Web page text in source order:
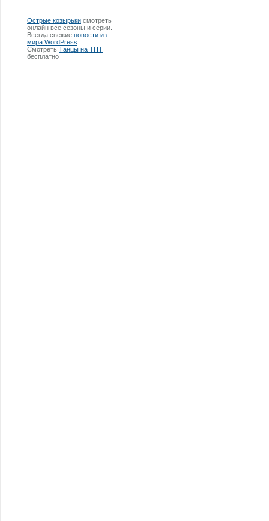
Острые козырьки смотреть
онлайн все сезоны и серии.
Всегда свежие новости из
мира WordPress
Смотреть Танцы на ТНТ
бесплатно